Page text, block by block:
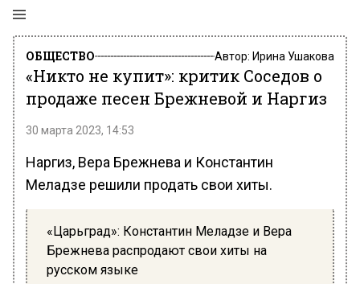
ОБЩЕСТВО Автор: Ирина Ушакова
«Никто не купит»: критик Соседов о
продаже песен Брежневой и Наргиз
30 марта 2023, 14:53
Наргиз, Вера Брежнева и Константин
Меладзе решили продать свои хиты.
«Царьград»: Константин Меладзе и Вера
Брежнева распродают свои хиты на
русском языке